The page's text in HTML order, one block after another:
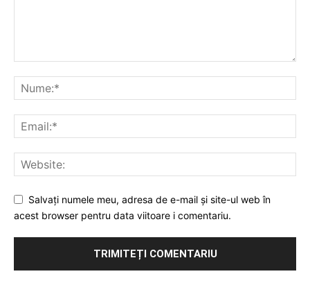
Salvați numele meu, adresa de e-mail și site-ul web în
acest browser pentru data viitoare i comentariu.